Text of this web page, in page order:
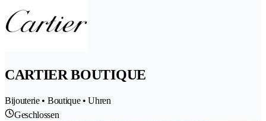
CARTIER BOUTIQUE
Bijouterie • Boutique • Uhren
Geschlossen